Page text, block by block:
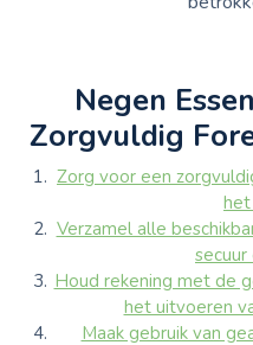
Negen
Zorgvuldig
Zorg voor een
het
Verzamel alle
secuur
Houd rekening met de
het uitvoeren
Maak gebruik van